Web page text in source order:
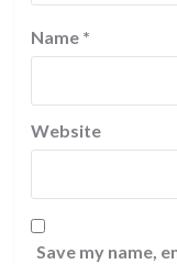
Name *
Website
Save my name,